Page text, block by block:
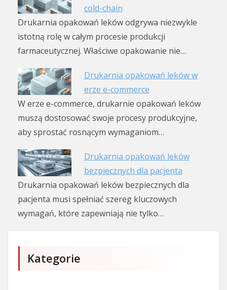
cold-chain
Drukarnia opakowań leków odgrywa niezwykle
istotną rolę w całym procesie produkcji
farmaceutycznej. Właściwe opakowanie nie…
Drukarnia opakowań leków w
erze e-commerce
W erze e-commerce, drukarnie opakowań leków
muszą dostosować swoje procesy produkcyjne,
aby sprostać rosnącym wymaganiom…
Drukarnia opakowań leków
bezpiecznych dla pacjenta
Drukarnia opakowań leków bezpiecznych dla
pacjenta musi spełniać szereg kluczowych
wymagań, które zapewniają nie tylko…
Kategorie